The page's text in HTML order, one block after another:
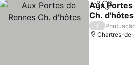
Partilhar
Aux Portes
Ch. d'hôtes
Ver preços
/
Chartres-de-